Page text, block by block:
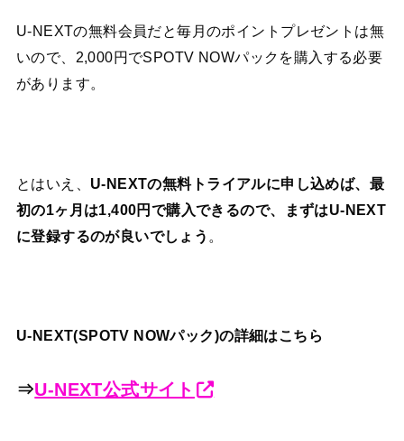
U-NEXTの無料会員だと毎月のポイントプレゼントは無
いので、2,000円でSPOTV NOWパックを購入する必要
があります。
とはいえ、 U-NEXTの無料トライアルに申し込めば、最
初の1ヶ月は1,400円で購入できるので、まずはU-NEXT
に登録するのが良いでしょう 。
U-NEXT(SPOTV NOWパック)の詳細はこちら
⇒U-NEXT公式サイト